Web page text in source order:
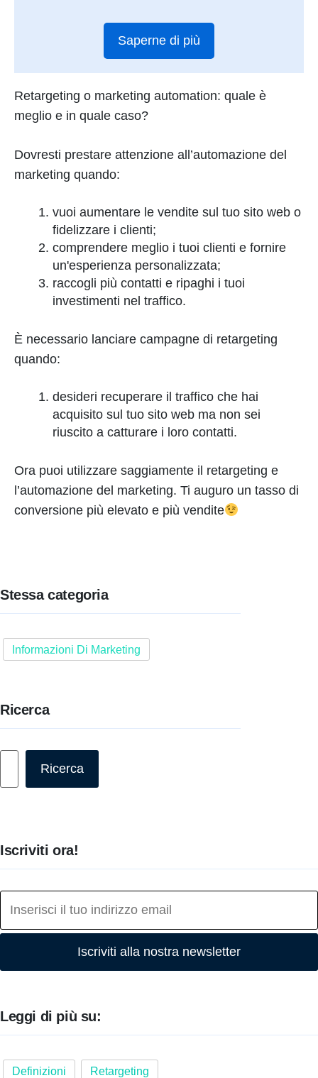
Saperne di più
Retargeting o marketing automation: quale è
meglio e in quale caso?
Dovresti prestare attenzione all’automazione del
marketing quando:
vuoi aumentare le vendite sul tuo sito web o
fidelizzare i clienti;
comprendere meglio i tuoi clienti e fornire
un'esperienza personalizzata;
raccogli più contatti e ripaghi i tuoi
investimenti nel traffico.
È necessario lanciare campagne di retargeting
quando:
desideri recuperare il traffico che hai
acquisito sul tuo sito web ma non sei
riuscito a catturare i loro contatti.
Ora puoi utilizzare saggiamente il retargeting e
l’automazione del marketing. Ti auguro un tasso di
conversione più elevato e più vendite
Stessa categoria
Informazioni Di Marketing
Ricerca
Ricerca
Iscriviti ora!
Iscriviti alla nostra newsletter
Leggi di più su:
Definizioni Retargeting